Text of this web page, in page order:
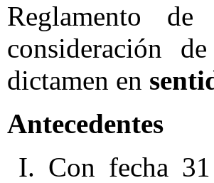
Reglamento
consideración
dictamen en
Antecedentes
I. Con fecha